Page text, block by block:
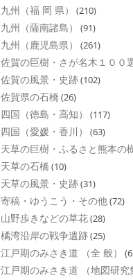
九州（福 岡 県） (210)
九州（薩南諸島） (91)
九州（鹿児島県） (261)
佐賀の巨樹・さが名木１００
佐賀の風景・史跡(102)
佐賀県の石橋 (26)
四国（徳島・高知） (117)
四国（愛媛・香川） (63)
天草の巨樹・ふるさと熊本の
天草の石橋 (10)
天草の風景・史跡(31)
寄稿・ゆうこう・その他(72)
山野歩きなどの草花(28)
橘湾沿岸の戦争遺跡(25)
江戸期のみさき道 （全 般）
江戸期のみさき道 （地図研究